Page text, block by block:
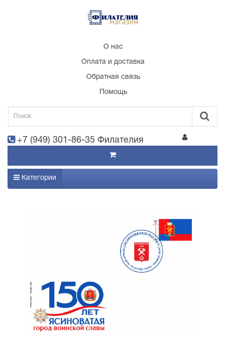
О нас
Оплата и доставка
Обратная связь
Помощь
+7 (949) 301-86-35 Филателия
Категории